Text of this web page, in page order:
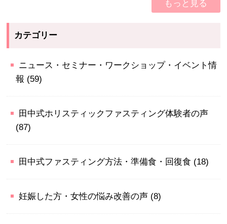
もっと見る
カテゴリー
ニュース・セミナー・ワークショップ・イベント情
報 (59)
田中式ホリスティックファスティング体験者の声
(87)
田中式ファスティング方法・準備食・回復食 (18)
妊娠した方・女性の悩み改善の声 (8)